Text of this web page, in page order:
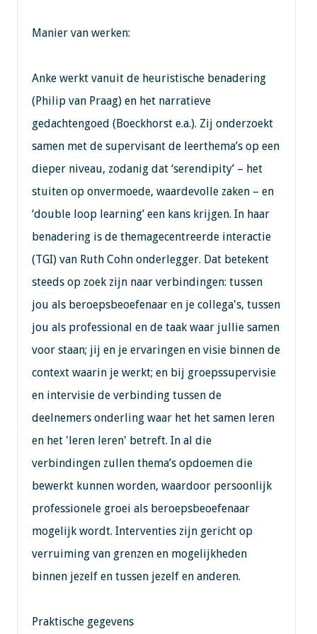
Manier van werken:
Anke werkt vanuit de heuristische benadering
(Philip van Praag) en het narratieve
gedachtengoed (Boeckhorst e.a.). Zij onderzoekt
samen met de supervisant de leerthema’s op een
dieper niveau, zodanig dat ‘serendipity’ – het
stuiten op onvermoede, waardevolle zaken – en
‘double loop learning’ een kans krijgen. In haar
benadering is de themagecentreerde interactie
(TGI) van Ruth Cohn onderlegger. Dat betekent
steeds op zoek zijn naar verbindingen: tussen
jou als beroepsbeoefenaar en je collega's, tussen
jou als professional en de taak waar jullie samen
voor staan; jij en je ervaringen en visie binnen de
context waarin je werkt; en bij groepssupervisie
en intervisie de verbinding tussen de
deelnemers onderling waar het het samen leren
en het 'leren leren' betreft. In al die
verbindingen zullen thema’s opdoemen die
bewerkt kunnen worden, waardoor persoonlijk
professionele groei als beroepsbeoefenaar
mogelijk wordt. Interventies zijn gericht op
verruiming van grenzen en mogelijkheden
binnen jezelf en tussen jezelf en anderen.
Praktische gegevens